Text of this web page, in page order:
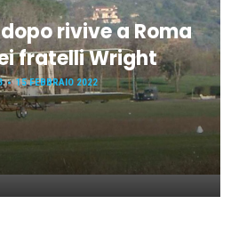
rivive a Roma
fratelli Wright
15 FEBBRAIO 2022